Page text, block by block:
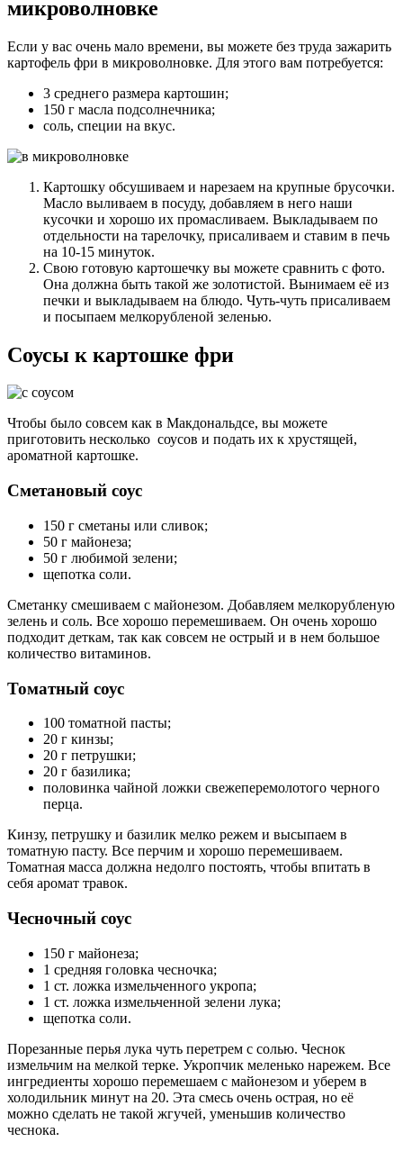
микроволновке
Если у вас очень мало времени, вы можете без труда зажарить
картофель фри в микроволновке. Для этого вам потребуется:
3 среднего размера картошин;
150 г масла подсолнечника;
соль, специи на вкус.
Картошку обсушиваем и нарезаем на крупные брусочки.
Масло выливаем в посуду, добавляем в него наши
кусочки и хорошо их промасливаем. Выкладываем по
отдельности на тарелочку, присаливаем и ставим в печь
на 10-15 минуток.
Свою готовую картошечку вы можете сравнить с фото.
Она должна быть такой же золотистой. Вынимаем её из
печки и выкладываем на блюдо. Чуть-чуть присаливаем
и посыпаем мелкорубленой зеленью.
Соусы к картошке фри
Чтобы было совсем как в Макдональдсе, вы можете
приготовить несколько соусов и подать их к хрустящей,
ароматной картошке.
Сметановый соус
150 г сметаны или сливок;
50 г майонеза;
50 г любимой зелени;
щепотка соли.
Сметанку смешиваем с майонезом. Добавляем мелкорубленую
зелень и соль. Все хорошо перемешиваем. Он очень хорошо
подходит деткам, так как совсем не острый и в нем большое
количество витаминов.
Томатный соус
100 томатной пасты;
20 г кинзы;
20 г петрушки;
20 г базилика;
половинка чайной ложки свежеперемолотого черного
перца.
Кинзу, петрушку и базилик мелко режем и высыпаем в
томатную пасту. Все перчим и хорошо перемешиваем.
Томатная масса должна недолго постоять, чтобы впитать в
себя аромат травок.
Чесночный соус
150 г майонеза;
1 средняя головка чесночка;
1 ст. ложка измельченного укропа;
1 ст. ложка измельченной зелени лука;
щепотка соли.
Порезанные перья лука чуть перетрем с солью. Чеснок
измельчим на мелкой терке. Укропчик меленько нарежем. Все
ингредиенты хорошо перемешаем с майонезом и уберем в
холодильник минут на 20. Эта смесь очень острая, но её
можно сделать не такой жгучей, уменьшив количество
чеснока.